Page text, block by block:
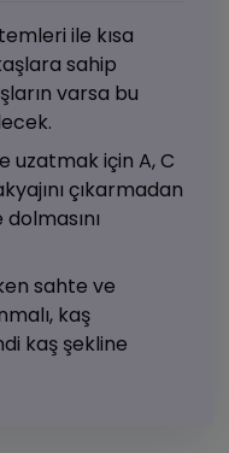
ile kısa
sahip
varsa bu
uzatmak için A, C
çıkarmadan
sahte ve
kaş
kaş şekline